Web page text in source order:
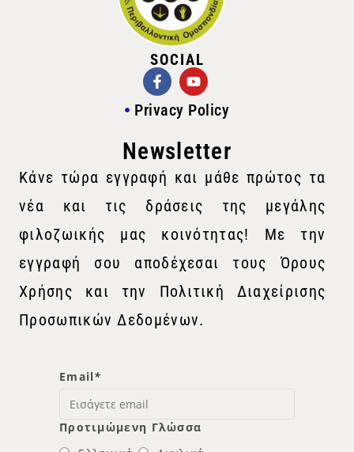
SOCIAL
Privacy Policy
Newsletter
Κάνε τώρα εγγραφή και μάθε πρώτος τα
νέα και τις δράσεις της μεγάλης
φιλοζωικής μας κοινότητας! Με την
εγγραφή σου αποδέχεσαι τους Όρους
Χρήσης και την Πολιτική Διαχείρισης
Προσωπικών Δεδομένων.
Email*
Προτιμώμενη Γλώσσα